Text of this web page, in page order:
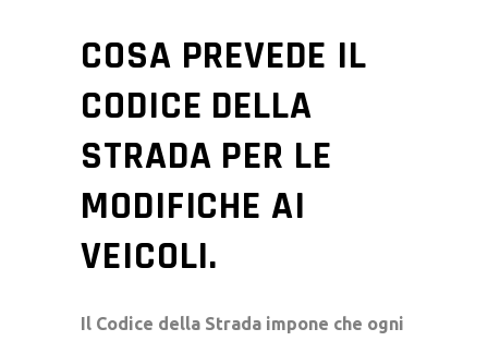
COSA PREVEDE IL
CODICE DELLA
STRADA PER LE
MODIFICHE AI
VEICOLI.
Il Codice della Strada impone che ogni